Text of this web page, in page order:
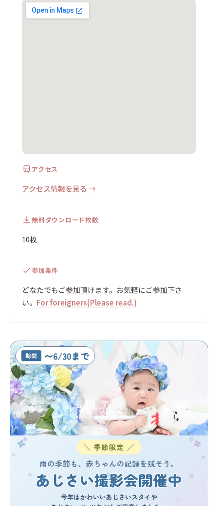
アクセス
アクセス情報を見る →
無料ダウンロード枚数
10枚
参加条件
どなたでもご参加頂けます。お気軽にご参加下さ
い。 For foreigners(Please read.)